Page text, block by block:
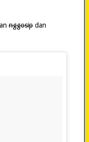
nggosipdan